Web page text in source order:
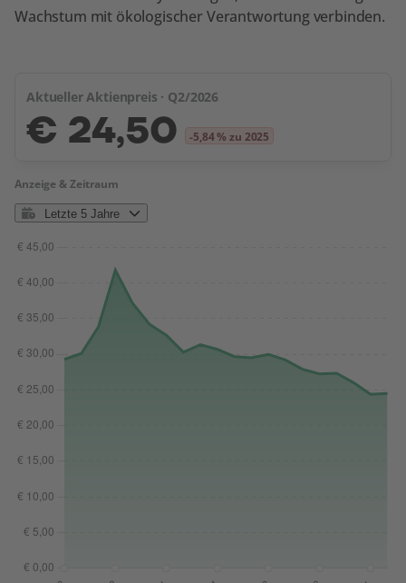
Wachstum mit ökologischer Verantwortung verbinden.
Aktueller Aktienpreis · Q2/2026
€ 24,50 -5,84 % zu 2025
Anzeige & Zeitraum
Letzte 5 Jahre